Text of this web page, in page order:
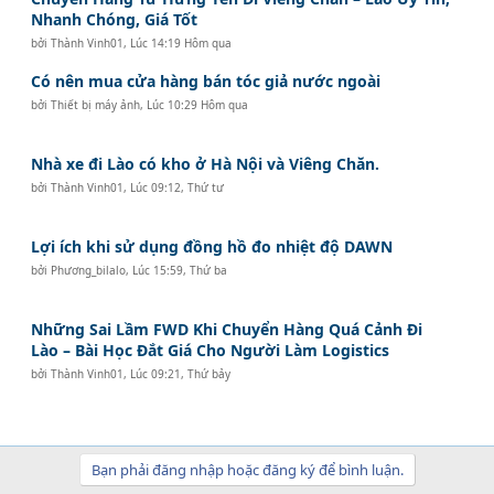
Nhanh Chóng, Giá Tốt
bởiThành Vinh01 , Lúc 14:19 Hôm qua
Có nên mua cửa hàng bán tóc giả nước ngoài
bởiThiết bị máy ảnh, Lúc 10:29 Hôm qua
Nhà xe đi Lào có kho ở Hà Nội và Viêng Chăn.
bởiThành Vinh01 , Lúc 09:12, Thứ tư
Lợi ích khi sử dụng đồng hồ đo nhiệt độ DAWN
bởi Phương_bilalo, Lúc 15:59, Thứ ba
Những Sai Lầm FWD Khi Chuyển Hàng Quá Cảnh Đi
Lào – Bài Học Đắt Giá Cho Người Làm Logistics
bởiThành Vinh01 , Lúc 09:21, Thứ bảy
Bạn phải đăng nhập hoặc đăng ký để bình luận.